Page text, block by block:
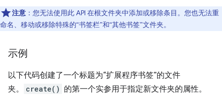
注意 ：您无法使用此 API 在根文件夹中添加或移除条目。您也无法重
命名、移动或移除特殊的“书签栏”和“其他书签”文件夹。
示例
以下代码创建了一个标题为“扩展程序书签”的文件
夹。
create() 的第一个实参用于指定新文件夹的属性。